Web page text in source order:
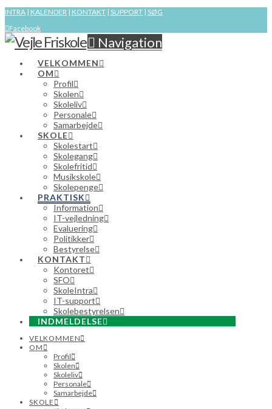
INTRA | KALENDER | KONTAKT | SUPPORT | SØG
Facebook
Navigation
VELKOMMEN
OM
Profil
Skolen
Skoleliv
Personale
Samarbejde
SKOLE
Skolestart
Skolegang
Skolefritid
Musikskole
Skolepenge
PRAKTISK
Information
IT-vejledning
Evaluering
Politikker
Bestyrelse
KONTAKT
Kontoret
SFO
SkoleIntra
IT-support
Skolebestyrelsen
INDMELDELSE
VELKOMMEN
OM
Profil
Skolen
Skoleliv
Personale
Samarbejde
SKOLE